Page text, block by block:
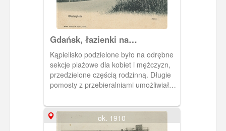
Gdańsk, łazienki na
Westerplatte
Kąpielisko podzielone było na odrębne
sekcje plażowe dla kobiet i mężczyzn,
przedzielone częścią rodzinną. Długie
pomosty z przebieralniami umożliwiały
potrzeby przechodzenia w stroju
kąpielowym po piasku pomiędzy innymi
gośćmi. Obieg 1914 r.
ok. 1910